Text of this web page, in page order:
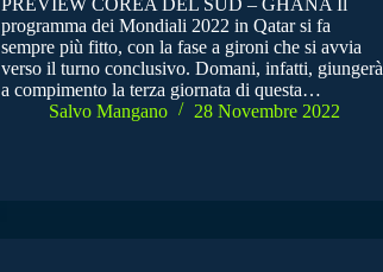
programma dei Mondiali 2022 in Qatar si fa
sempre più fitto, con la fase a gironi che si avvia
verso il turno conclusivo. Domani, infatti, giungerà
a compimento la terza giornata di questa…
Salvo Mangano
28 Novembre 2022